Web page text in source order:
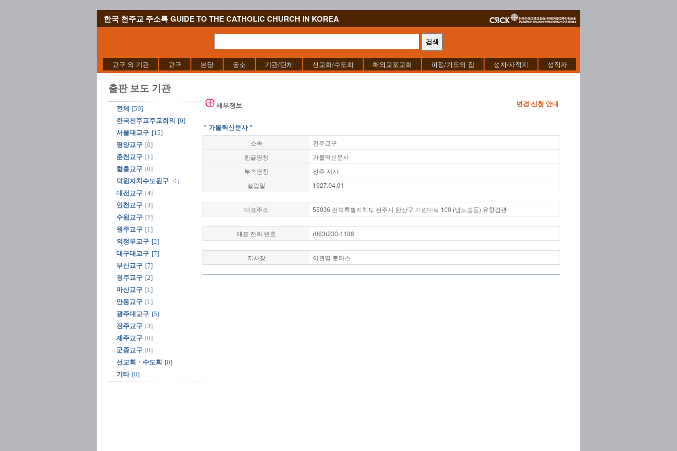
한국 천주교 주소록 GUIDE TO THE CATHOLIC CHURCH IN KOREA
교구 외 기관 교구 본당 공소 기관/단체 선교회/수도회 해외교포교회 피정/기도의 집 성지/사적지 성직자
출판 보도 기관
전체
[59]
한국천주교주교회의 [0]
서울대교구 [15]
평양교구 [0]
춘천교구 [1]
함흥교구 [0]
덕원자치수도원구 [0]
대전교구 [4]
인천교구 [3]
수원교구 [7]
원주교구 [1]
의정부교구 [2]
대구대교구 [7]
부산교구 [7]
청주교구 [2]
마산교구 [1]
안동교구 [1]
광주대교구 [5]
전주교구 [3]
제주교구 [0]
군종교구 [0]
선교회ㆍ수도회 [0]
기타 [0]
세부정보 변경 신청 안내
" 가톨릭신문사 "
소속
전주교구
한글명칭
가톨릭신문사
부속명칭
전주 지사
설립일
1927.04.01
대표주소 55036 전북특별자치도 전주시 완산구 기린대로 100 (남노송동) 유항검관
대표 전화 번호 (063)230-1188
지사장 이관영 토마스